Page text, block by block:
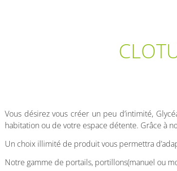
Vous désirez vous créer un peu d’intimité,
habitation ou de votre espace détente. Grâce à
Un choix illimité de produit vous permettra
Notre gamme de portails, portillons(manuel ou